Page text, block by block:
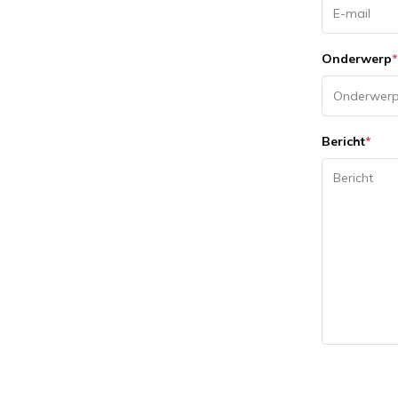
Onderwerp*
Bericht*